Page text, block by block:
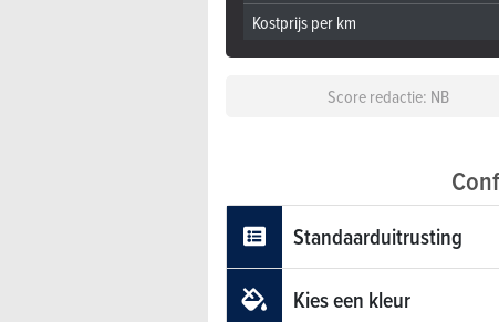
Kostprijs per km
Score redactie: NB
Standaarduitrusting
Kies een kleur